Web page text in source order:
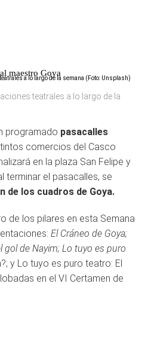
maestro Goya
teatrales a lo largo de la
programado pasacalles
comercios del Casco
en la plaza San Felipe y
terminar el pasacalles, se
de los cuadros de Goya.
de los pilares en esta Semana
El Cráneo de Goya;
gol de Nayim; Lo tuyo es puro
y Lo tuyo es puro teatro: El
en el VI Certamen de